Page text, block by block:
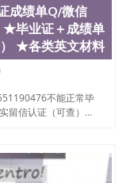
信551190476快
外留学文凭认证
QQ微信
法国留学
照片QQ微信
信551190476
爱尔兰留学回国
办理QQ微信
毕业证怎么办
作QQ微信
551190476国
成绩单Q/微信
毕业证＋成绩单
★各类英文材料
不能正常毕
留信认证（可查）...